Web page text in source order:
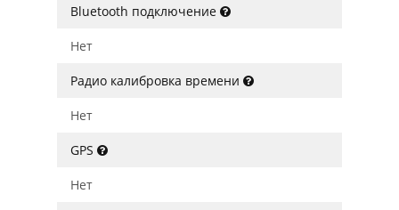
Bluetooth подключение
Нет
Радио калибровка времени
Нет
GPS
Нет